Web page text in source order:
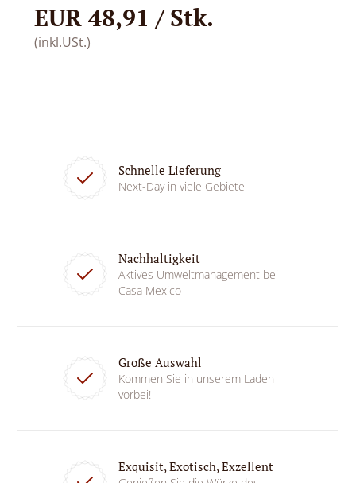
EUR 48,91 / Stk.
(inkl.USt.)
Schnelle Lieferung
Next-Day in viele Gebiete
Nachhaltigkeit
Aktives Umweltmanagement bei
Casa Mexico
Große Auswahl
Kommen Sie in unserem Laden
vorbei!
Exquisit, Exotisch, Exzellent